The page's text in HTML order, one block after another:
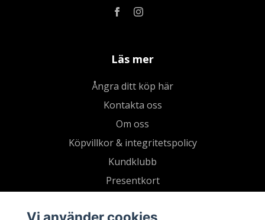
Läs mer
Ångra ditt köp här
Kontakta oss
Om oss
Köpvillkor & integritetspolicy
Kundklubb
Presentkort